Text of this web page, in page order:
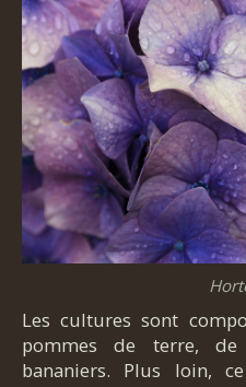
Les cultures sont
pommes de terre,
bananiers. Plus loin,